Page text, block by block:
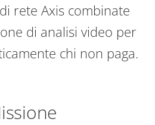
rete Axis combinate
di analisi video per
chi non paga.